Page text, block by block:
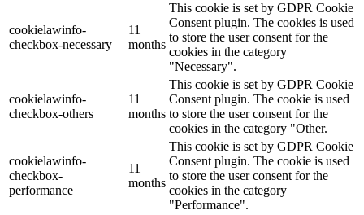
cookielawinfo-
checkbox-necessary
11
months
This cookie is set by GDPR Cookie
Consent plugin. The cookies is used
to store the user consent for the
cookies in the category
"Necessary".
cookielawinfo-
checkbox-others
11
months
This cookie is set by GDPR Cookie
Consent plugin. The cookie is used
to store the user consent for the
cookies in the category "Other.
cookielawinfo-
checkbox-
performance
11
months
This cookie is set by GDPR Cookie
Consent plugin. The cookie is used
to store the user consent for the
cookies in the category
"Performance".